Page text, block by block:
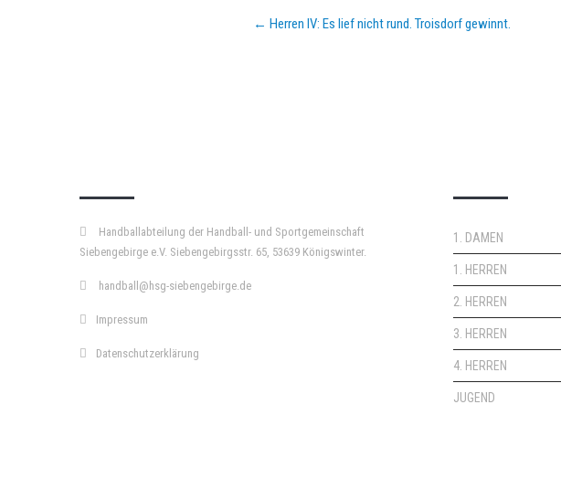
Post
navigation
← Herren IV: Es lief nicht rund. Troisdorf gewinnt.
Handballabteilung der Handball- und Sportgemeinschaft
Siebengebirge e.V. Siebengebirgsstr. 65, 53639 Königswinter.
handball@hsg-siebengebirge.de
Impressum
Datenschutzerklärung
1. DAMEN
1. HERREN
2. HERREN
3. HERREN
4. HERREN
JUGEND